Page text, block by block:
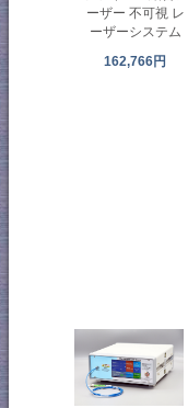
ーザー 不可視 レ
ーザーシステム
162,766円